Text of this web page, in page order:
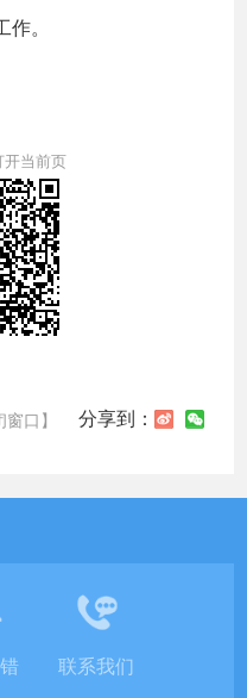
。
当前页
窗口】 分享到：
联系我们